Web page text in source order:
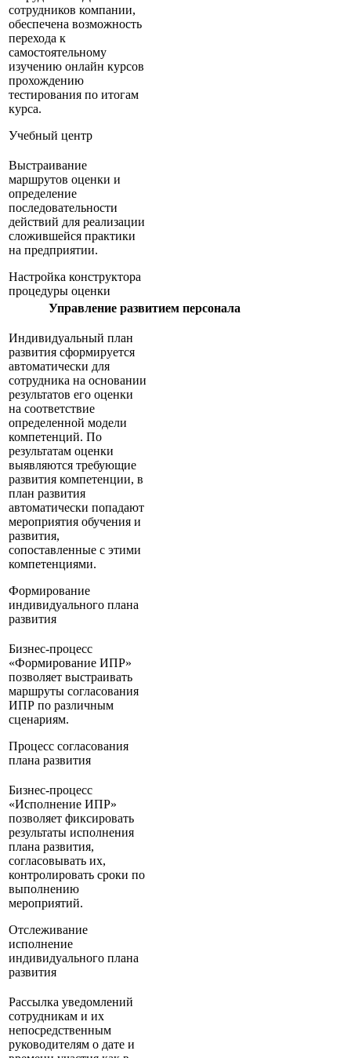
сотрудников компании,
обеспечена возможность
перехода к
самостоятельному
изучению онлайн курсов
прохождению
тестирования по итогам
курса.
Учебный центр
Выстраивание
маршрутов оценки и
определение
последовательности
действий для реализации
сложившейся практики
на предприятии.
Настройка конструктора
процедуры оценки
Управление развитием персонала
Индивидуальный план
развития сформируется
автоматически для
сотрудника на основании
результатов его оценки
на соответствие
определенной модели
компетенций. По
результатам оценки
выявляются требующие
развития компетенции, в
план развития
автоматически попадают
мероприятия обучения и
развития,
сопоставленные с этими
компетенциями.
Формирование
индивидуального плана
развития
Бизнес-процесс
«Формирование ИПР»
позволяет выстраивать
маршруты согласования
ИПР по различным
сценариям.
Процесс согласования
плана развития
Бизнес-процесс
«Исполнение ИПР»
позволяет фиксировать
результаты исполнения
плана развития,
согласовывать их,
контролировать сроки по
выполнению
мероприятий.
Отслеживание
исполнение
индивидуального плана
развития
Рассылка уведомлений
сотрудникам и их
непосредственным
руководителям о дате и